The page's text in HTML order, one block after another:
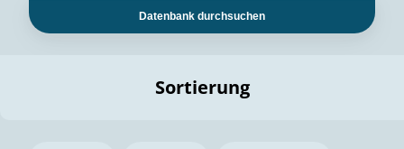
Datenbank durchsuchen
Sortierung